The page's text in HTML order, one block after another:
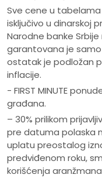
Sve cene u
isključivo u dinarskoj
Narodne banke
garantovana je
ostatak je podložan
inflacije.
- FIRST MINUTE
građana.
– 30% prilikom
pre datuma polaska
uplatu preostalog
predviđenom roku,
korišćenja